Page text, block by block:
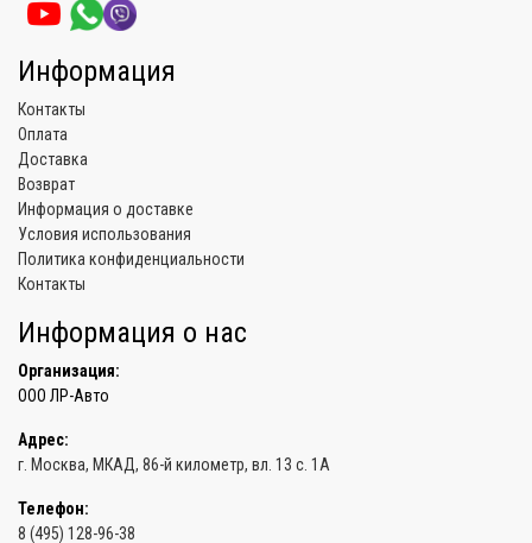
Информация
Контакты
Оплата
Доставка
Возврат
Информация о доставке
Условия использования
Политика конфиденциальности
Контакты
Информация о нас
Организация:
ООО ЛР-Авто
Адрес:
г. Москва, МКАД, 86-й километр, вл. 13 с. 1А
Телефон:
8 (495) 128-96-38